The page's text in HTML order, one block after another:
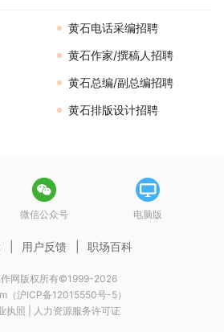
黄石电话采编招聘
黄石作家/撰稿人招聘
黄石总编/副总编招聘
黄石排版设计招聘
微信公众号 电脑版
用户反馈 职场百科
网版权所有©1999-2026
（沪ICP备12015550号-5）
执照
人力资源服务许可证